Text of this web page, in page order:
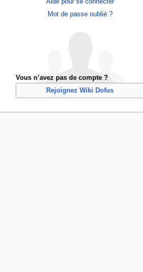
Mot de passe oublié ?
Vous n’avez pas de compte ?
Rejoignez Wiki Dofus